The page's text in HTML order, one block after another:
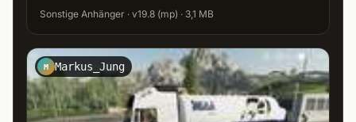
Sonstige Anhänger · v19.8 (mp) · 3,1 MB
M Markus_Jung